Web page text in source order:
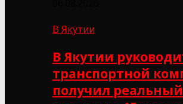
В Якутии
В Якутии
транспортной
получил реальный